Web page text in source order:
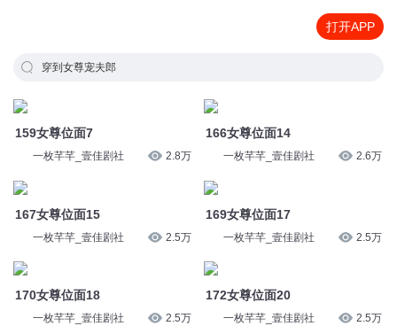
打开APP
穿到女尊宠夫郎
159女尊位面7
一枚芊芊_壹佳剧社 2.8万
167女尊位面15
一枚芊芊_壹佳剧社 2.5万
170女尊位面18
一枚芊芊_壹佳剧社 2.5万
166女尊位面14
一枚芊芊_壹佳剧社 2.6万
169女尊位面17
一枚芊芊_壹佳剧社 2.5万
172女尊位面20
一枚芊芊_壹佳剧社 2.5万